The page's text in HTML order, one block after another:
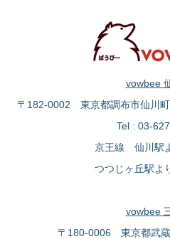
vowbee
〒182-0002 東京都調布市仙川
Tel : 03-
京王線 仙川駅
つつじヶ丘駅よ
vowbee
〒180-0006 東京都武